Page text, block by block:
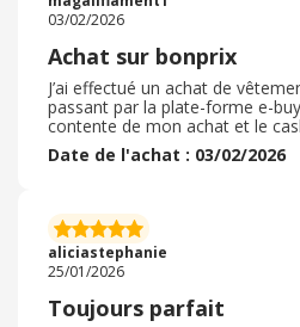
ce marchand.
03/02/2026
Achat sur bonprix
J’ai effectué un achat de
passant par la plate-forme e-
contente de mon achat et le
bien fonctionné ce qui m’a
mon achat!! C’est très simple
validé on voit apparaître une
portefeuille eBuyClub qui est en
débloqué très prochainement
Date de l'achat : 03/02/2026
aliciastephanie
25/01/2026
Toujours parfait